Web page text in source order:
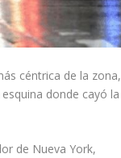
céntrica de la zona,
donde cayó la
de Nueva York,